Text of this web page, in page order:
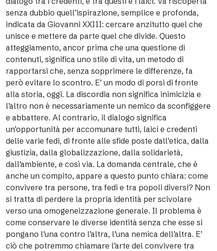
senza dubbio quell’ispirazione, semplice e profonda,
indicata da Giovanni XXIII: cercare anzitutto quel che
unisce e mettere da parte quel che divide. Questo
atteggiamento, ancor prima che una questione di
contenuti, significa uno stile di vita, un metodo di
rapportarsi che, senza sopprimere le differenze, fa
però evitare lo scontro. E’ un modo di porsi di fronte
alla storia, oggi. La discordia non significa inimicizia e
l’altro non è necessariamente un nemico da sconfiggere
e abbattere. Al contrario, il dialogo significa
un’opportunità per accomunare tutti, laici e credenti
delle varie fedi, di fronte alle sfide poste dall’etica, dalla
giustizia, dalla globalizzazione, dalla solidarietà,
dall’ambiente, e così via. La domanda centrale, che è
anche un compito, appare a questo punto chiara: come
convivere tra persone, tra fedi e tra popoli diversi? Non
si tratta di perdere la propria identità per scivolare
verso una omogeneizzazione generale. Il problema è
come conservare le diverse identità senza che esse si
pongano l’una contro l’altra, l’una nemica dell’altra. E’
ciò che potremmo chiamare l’arte del convivere tra